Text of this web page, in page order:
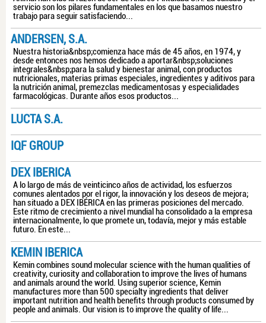
servicio son los pilares fundamentales en los que basamos nuestro
trabajo para seguir satisfaciendo...
ANDERSEN, S.A.
Nuestra historia&nbsp;comienza hace más de 45 años, en 1974, y
desde entonces nos hemos dedicado a aportar&nbsp;soluciones
integrales&nbsp;para la salud y bienestar animal, con productos
nutricionales, materias primas especiales, ingredientes y aditivos para
la nutrición animal, premezclas medicamentosas y especialidades
farmacológicas. Durante años esos productos...
LUCTA S.A.
IQF GROUP
DEX IBERICA
A lo largo de más de veinticinco años de actividad, los esfuerzos
comunes alentados por el rigor, la innovación y los deseos de mejora;
han situado a DEX IBÉRICA en las primeras posiciones del mercado.
Este ritmo de crecimiento a nivel mundial ha consolidado a la empresa
internacionalmente, lo que promete un, todavía, mejor y más estable
futuro. En este...
KEMIN IBERICA
Kemin combines sound molecular science with the human qualities of
creativity, curiosity and collaboration to improve the lives of humans
and animals around the world. Using superior science, Kemin
manufactures more than 500 specialty ingredients that deliver
important nutrition and health benefits through products consumed by
people and animals. Our vision is to improve the quality of life...